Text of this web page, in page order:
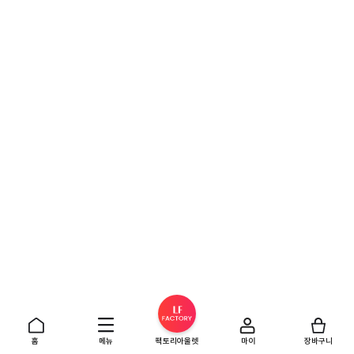
홈 메뉴 팩토리아울렛 마이 장바구니